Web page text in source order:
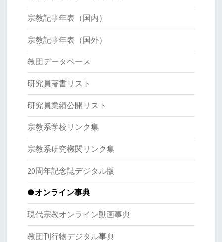
宗教記事年表（国内）
宗教記事年表（国外）
教団データベース
研究員著書リスト
研究員業績公開リスト
宗教系学校リンク集
宗教系研究機関リンク集
20周年記念誌デジタル版
●オンライン事典
現代宗教オンライン動画事典
教団刊行物デジタル事典